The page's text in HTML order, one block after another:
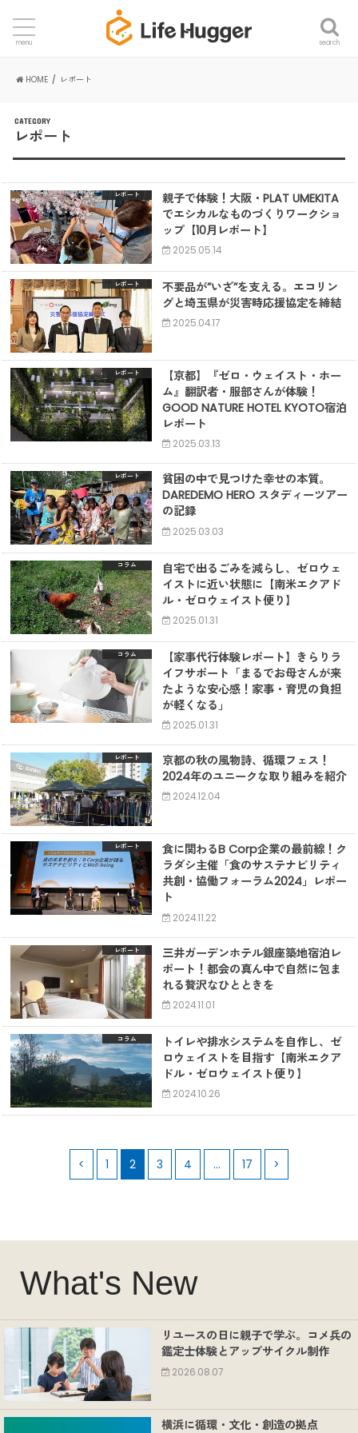
search
menu
HOME レポート
CATEGORY
レポート
レポート
親子で体験！大阪・PLAT UMEKITA
でエシカルなものづくりワークショ
ップ【10月レポート】
2025.05.14
レポート
不要品が”いざ”を支える。エコリン
グと埼玉県が災害時応援協定を締結
2025.04.17
レポート
【京都】『ゼロ・ウェイスト・ホー
ム』翻訳者・服部さんが体験！
GOOD NATURE HOTEL KYOTO宿泊
レポート
2025.03.13
レポート
貧困の中で見つけた幸せの本質。
DAREDEMO HERO スタディーツアー
の記録
2025.03.03
コラム
自宅で出るごみを減らし、ゼロウェ
イストに近い状態に【南米エクアド
ル・ゼロウェイスト便り】
2025.01.31
コラム
【家事代行体験レポート】きらりラ
イフサポート「まるでお母さんが来
たような安心感！家事・育児の負担
が軽くなる」
2025.01.31
レポート
京都の秋の風物詩、循環フェス！
2024年のユニークな取り組みを紹介
2024.12.04
レポート
食に関わるB Corp企業の最前線！ク
ラダシ主催「食のサステナビリティ
共創・協働フォーラム2024」レポー
ト
2024.11.22
レポート
三井ガーデンホテル銀座築地宿泊レ
ポート！都会の真ん中で自然に包ま
れる贅沢なひとときを
2024.11.01
コラム
トイレや排水システムを自作し、ゼ
ロウェイストを目指す【南米エクア
ドル・ゼロウェイスト便り】
2024.10.26
< 1 2 3 4 … 17 >
What's New
リユースの日に親子で学ぶ。コメ兵の
鑑定士体験とアップサイクル制作
2026.08.07
横浜に循環・文化・創造の拠点